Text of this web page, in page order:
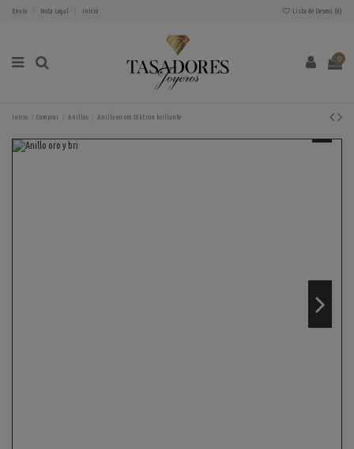
Envío Nota Legal Inicio Lista de Deseos (0)
0
Inicio Comprar Anillos Anillo en oro 18kt con brillante